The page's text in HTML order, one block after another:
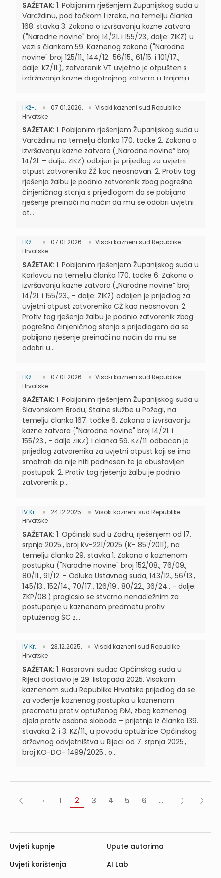
SAŽETAK: 1. Pobijanim rješenjem Županijskog suda u
Varaždinu, pod točkom I izreke, na temelju članka
168. stavka 3. Zakona o izvršavanju kazne zatvora
("Narodne novine" broj 14/21. i 155/23., dalje: ZIKZ) u
vezi s člankom 59. Kaznenog zakona ("Narodne
novine" broj 125/11., 144/12., 56/15., 61/15. i 101/17.,
dalje: KZ/11.), zatvorenik VT uvjetno je otpušten s
izdržavanja kazne dugotrajnog zatvora u trajanju...
I Kž-... 07.01.2026.
Visoki kazneni sud Republike
Hrvatske
SAŽETAK: 1. Pobijanim rješenjem Županijskog suda u
Varaždinu na temelju članka 170. točke 2. Zakona o
izvršavanju kazne zatvora („Narodne novine” broj
14/21. – dalje: ZIKZ) odbijen je prijedlog za uvjetni
otpust zatvorenika ŽŽ kao neosnovan. 2. Protiv tog
rješenja žalbu je podnio zatvorenik zbog pogrešno
činjeničnog stanja s prijedlogom da se pobijano
rješenje preinači na način da mu se odobri uvjetni
ot...
I Kž-... 07.01.2026.
Visoki kazneni sud Republike
Hrvatske
SAŽETAK: 1. Pobijanim rješenjem Županijskog suda u
Karlovcu na temelju članka 170. točke 6. Zakona o
izvršavanju kazne zatvora („Narodne novine” broj
14/21. i 155/23., – dalje: ZIKZ) odbijen je prijedlog za
uvjetni otpust zatvorenika CŽ kao neosnovan. 2.
Protiv tog rješenja žalbu je podnio zatvorenik zbog
pogrešno činjeničnog stanja s prijedlogom da se
pobijano rješenje preinači na način da mu se
odobri u...
I Kž-... 07.01.2026.
Visoki kazneni sud Republike
Hrvatske
SAŽETAK: 1. Pobijanim rješenjem Županijskog suda u
Slavonskom Brodu, Stalne službe u Požegi, na
temelju članka 167. točke 6. Zakona o izvršavanju
kazne zatvora ("Narodne novine" broj 14/21. i
155/23., - dalje ZIKZ) i članka 59. KZ/11. odbačen je
prijedlog zatvorenika za uvjetni otpust koji se ima
smatrati da nije niti podnesen te je obustavljen
postupak. 2. Protiv tog rješenja žalbu je podnio
zatvorenik p...
IV Kr... 24.12.2025.
Visoki kazneni sud Republike
Hrvatske
SAŽETAK: 1. Općinski sud u Zadru, rješenjem od 17.
srpnja 2025., broj Kv-221/2025 (K- 851/2011), na
temelju članka 29. stavka 1. Zakona o kaznenom
postupku ("Narodne novine" broj 152/08., 76/09.,
80/11., 91/12. - Odluka Ustavnog suda, 143/12., 56/13.,
145/13., 152/14., 70/17., 126/19., 80/22., 36/24., - dalje:
ZKP/08.) proglasio se stvarno nenadležnim za
postupanje u kaznenom predmetu protiv
optuženog ŠC z...
IV Kr... 23.12.2025.
Visoki kazneni sud Republike
Hrvatske
SAŽETAK: 1. Raspravni sudac Općinskog suda u
Rijeci dostavio je 29. listopada 2025. Visokom
kaznenom sudu Republike Hrvatske prijedlog da se
za vođenje kaznenog postupka u kaznenom
predmetu protiv optuženog ĐM, zbog kaznenog
djela protiv osobne slobode – prijetnje iz članka 139.
stavaka 2. i 3. KZ/11., u povodu optužnice Općinskog
državnog odvjetništva u Rijeci od 7. srpnja 2025.,
broj KO-DO- 1499/2025., o...
1 2 3 4 5 6 ...
Sljedeća
Uvjeti kupnje
Uvjeti korištenja
Upute autorima
AI Lab